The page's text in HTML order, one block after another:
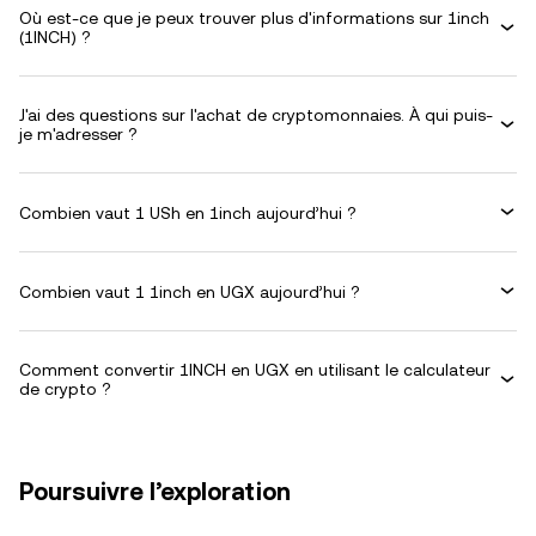
Où est-ce que je peux trouver plus d'informations sur 1inch
(1INCH) ?
J'ai des questions sur l'achat de cryptomonnaies. À qui puis-
je m'adresser ?
Combien vaut 1 USh en 1inch aujourd’hui ?
Combien vaut 1 1inch en UGX aujourd’hui ?
Comment convertir 1INCH en UGX en utilisant le calculateur
de crypto ?
Poursuivre l’exploration